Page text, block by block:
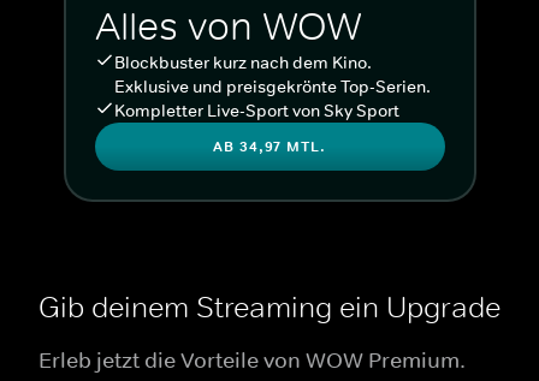
Alles von WOW
Blockbuster kurz nach dem Kino.
Exklusive und preisgekrönte Top-Serien.
Kompletter Live-Sport von Sky Sport
AB 34,97 MTL.
Gib deinem Streaming ein Upgrade
Erleb jetzt die Vorteile von WOW Premium.